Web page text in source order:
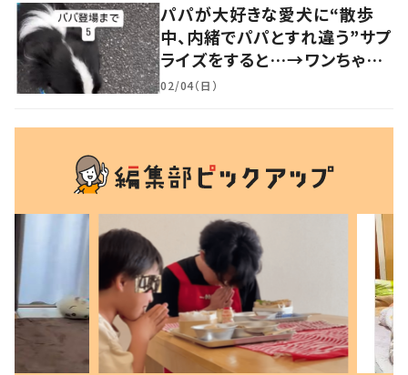
パパが大好きな愛犬に“散歩
中、内緒でパパとすれ違う”サプ
ライズをすると…→ワンちゃん
の反応に「可愛すぎる」「賢い
02/04（日）